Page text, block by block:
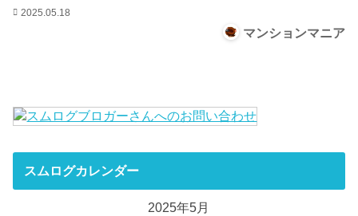
2025.05.18
マンションマニア
スムログカレンダー
2025年5月